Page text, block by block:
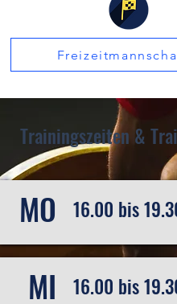
Trainingszeiten &
MO 16.00 bis
MI 16.00 bis